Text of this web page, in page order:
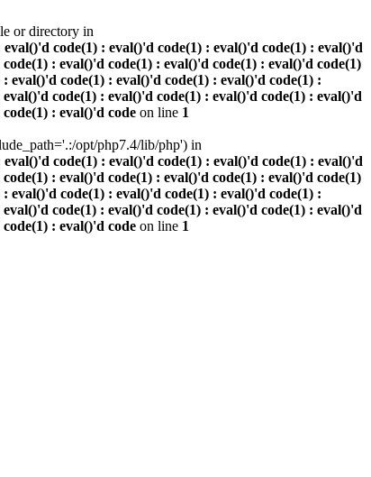
or directory in
code(1) : eval()'d code(1) : eval()'d code(1) : eval()'d
: eval()'d code(1) : eval()'d code(1) : eval()'d code(1)
eval()'d code(1) : eval()'d code(1) : eval()'d code(1) :
code(1) : eval()'d code(1) : eval()'d code(1) : eval()'d
: eval()'d code on line 1
opt/php7.4/lib/php') in
code(1) : eval()'d code(1) : eval()'d code(1) : eval()'d
: eval()'d code(1) : eval()'d code(1) : eval()'d code(1)
eval()'d code(1) : eval()'d code(1) : eval()'d code(1) :
code(1) : eval()'d code(1) : eval()'d code(1) : eval()'d
: eval()'d code on line 1